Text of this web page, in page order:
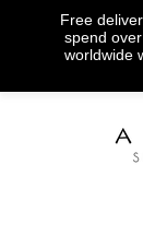
Free
spend
worldwide